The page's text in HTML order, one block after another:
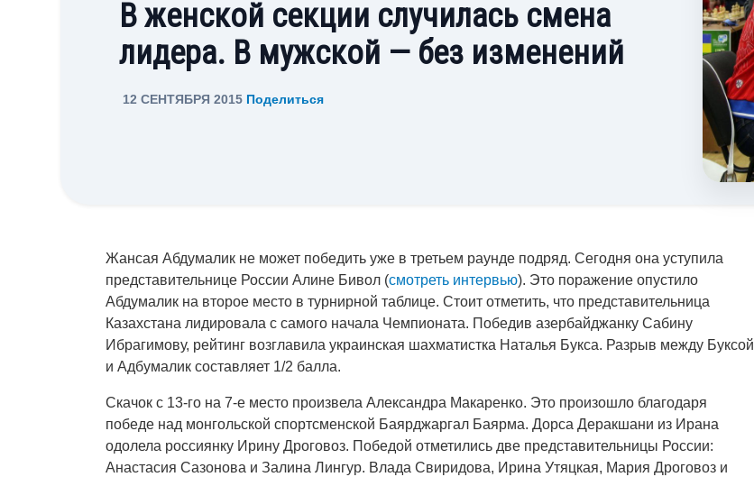
В женской секции случилась смена
лидера. В мужской — без изменений
12 СЕНТЯБРЯ 2015 Поделиться
Жансая Абдумалик не может победить уже в третьем раунде подряд. Сегодня она уступила
представительнице России Алине Бивол (смотреть интервью). Это поражение опустило
Абдумалик на второе место в турнирной таблице. Стоит отметить, что представительница
Казахстана лидировала с самого начала Чемпионата. Победив азербайджанку Сабину
Ибрагимову, рейтинг возглавила украинская шахматистка Наталья Букса. Разрыв между Буксой
и Адбумалик составляет 1/2 балла.
Скачок с 13-го на 7-е место произвела Александра Макаренко. Это произошло благодаря
победе над монгольской спортсменской Баярджаргал Баярма. Дорса Деракшани из Ирана
одолела россиянку Ирину Дроговоз. Победой отметились две представительницы России:
Анастасия Сазонова и Залина Лингур. Влада Свиридова, Ирина Утяцкая, Мария Дроговоз и